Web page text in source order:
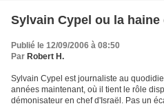
Sylvain Cypel ou la haine
Publié le 12/09/2006 à 08:50
Par Robert H.
Sylvain Cypel est journaliste au
années maintenant, où il tient le rôle
démonisateur en chef d'Israël. Pas un